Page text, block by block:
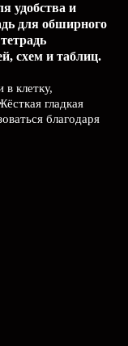
удобства и
для обширного
схем и таблиц.
клетку,
гладкая
благодаря